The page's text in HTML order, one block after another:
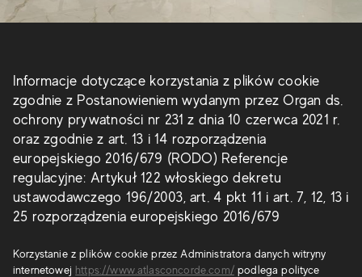
Informacje dotyczące korzystania z plików cookie
zgodnie z Postanowieniem wydanym przez Organ ds.
ochrony prywatności nr 231 z dnia 10 czerwca 2021 r.
oraz zgodnie z art. 13 i 14 rozporządzenia
europejskiego 2016/679 (RODO) Referencje
regulacyjne: Artykuł 122 włoskiego dekretu
ustawodawczego 196/2003, art. 4 pkt 11 i art. 7, 12, 13 i
25 rozporządzenia europejskiego 2016/679
Korzystanie z plików cookie przez Administratora danych witryny
internetowej https://www.atlasconcorde.com/podlega polityce